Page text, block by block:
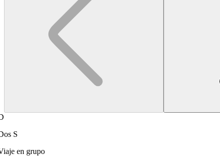
S
en grupo